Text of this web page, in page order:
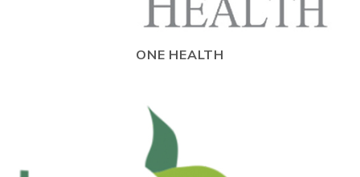
ONE HEALTH